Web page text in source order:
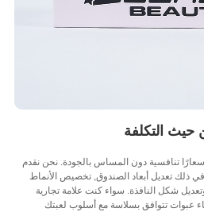
دون المساس بالجودة. نحن نقدم
أبعاد الصندوق, تخصيص الأنماط
النافذة. سواء كنت علامة تجارية
تتوافق بسلاسة مع أسلوب لعبتك